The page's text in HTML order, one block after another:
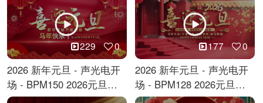
229 0
2026 新年元旦 - 声光电开
场 - BPM150 2026元旦跨
年倒计时
177 0
2026 新年元旦 - 声光电开
场 - BPM128 2026元旦马
年